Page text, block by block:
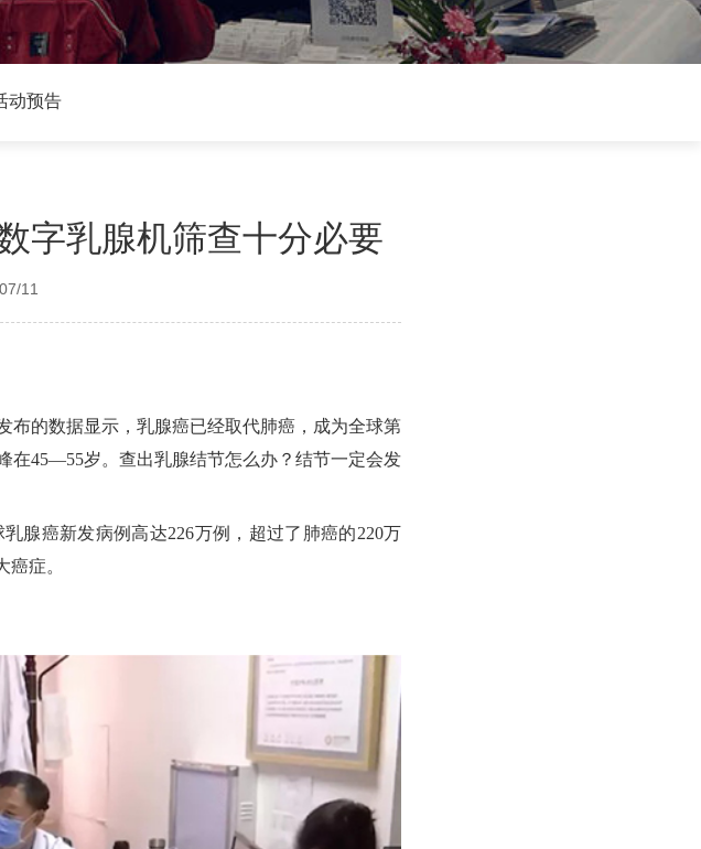
动预告
字乳腺机筛查十分必要
11
布的数据显示，乳腺癌已经取代肺癌，成为全球第
在45—55岁。查出乳腺结节怎么办？结节一定会发
腺癌新发病例高达226万例，超过了肺癌的220万
症。